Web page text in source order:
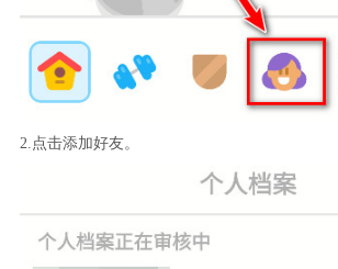
2.点击添加好友。